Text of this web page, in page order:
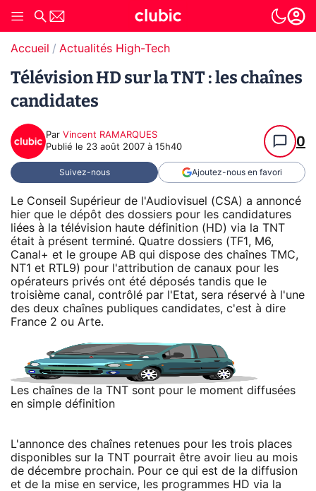
Accueil Actualités High-Tech
Télévision HD sur la TNT : les chaînes
candidates
Par Vincent RAMARQUES
Publié le 23 août 2007 à 15h40 0
Suivez-nous Ajoutez-nous en favori
Le Conseil Supérieur de l'Audiovisuel (CSA) a annoncé
hier que le dépôt des dossiers pour les candidatures
liées à la télévision haute définition (HD) via la TNT
était à présent terminé. Quatre dossiers (TF1, M6,
Canal+ et le groupe AB qui dispose des chaînes TMC,
NT1 et RTL9) pour l'attribution de canaux pour les
opérateurs privés ont été déposés tandis que le
troisième canal, contrôlé par l'Etat, sera réservé à l'une
des deux chaînes publiques candidates, c'est à dire
France 2 ou Arte.
Les chaînes de la TNT sont pour le moment diffusées
en simple définition
L'annonce des chaînes retenues pour les trois places
disponibles sur la TNT pourrait être avoir lieu au mois
de décembre prochain. Pour ce qui est de la diffusion
et de la mise en service, les programmes HD via la